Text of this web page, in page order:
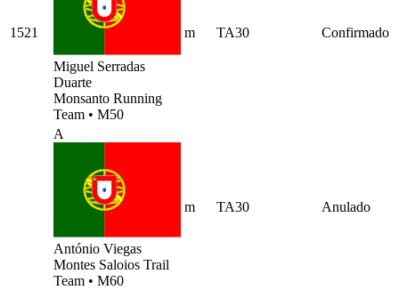
1521
Miguel Serradas
Duarte
Monsanto Running
Team • M50
m TA30 Confirmado
A
António Viegas
Montes Saloios Trail
Team • M60
m TA30 Anulado